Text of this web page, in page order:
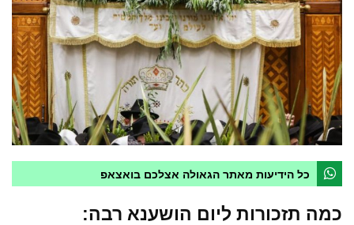
כל הידיעות מאתר הגאולה אצלכם בואצאפ
כמה תזכורות ליום הושענא רבה: